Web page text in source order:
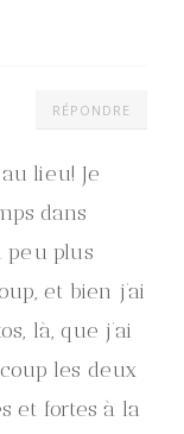
RÉPONDRE
lieu! Je
dans
peu plus
et bien j’ai
là, que j’ai
les deux
et fortes à la